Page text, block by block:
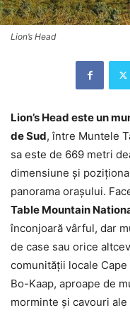
Lion’s Head
Lion’s Head este un
de Sud, între Muntele
sa este de 669 metri
dimensiune și
panorama orașului.
Table Mountain
înconjoară vârful, dar
de case sau orice
comunității locale
Bo-Kaap, aproape de
morminte și cavouri